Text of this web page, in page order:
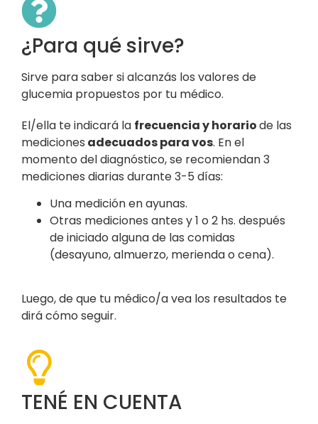
¿Para qué sirve?
Sirve para saber si alcanzás los valores de
glucemia propuestos por tu médico.
El/ella te indicará la frecuencia y horariode las
mediciones adecuados para vos. En el
momento del diagnóstico, se recomiendan 3
mediciones diarias durante 3-5 días:
Una medición en ayunas.
Otras mediciones antes y 1 o 2 hs. después
de iniciado alguna de las comidas
(desayuno, almuerzo, merienda o cena).
Luego, de que tu médico/a vea los resultados te
dirá cómo seguir.
TENÉ EN CUENTA